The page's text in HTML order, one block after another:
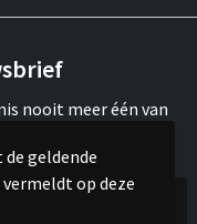
nooit meer één van
geldende
op deze